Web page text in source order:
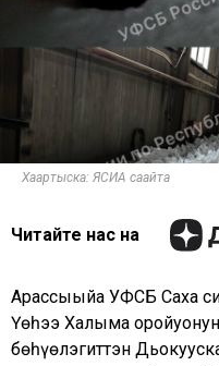
Хаартыска: ЯСИА саайта
Читайте нас на
Арассыыйа УФСБ Саха
Үөһээ Халыма
бөһүөлэгиттэн